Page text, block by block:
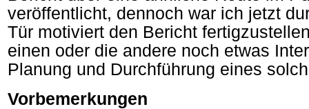
veröffentlicht, dennoch war ich jetzt
Tür motiviert den Bericht
einen oder die andere noch etwas
Planung und Durchführung eines
Vorbemerkungen